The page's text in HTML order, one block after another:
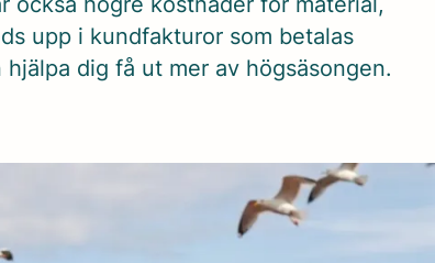
upp i kundfakturor som betalas
dig få ut mer av högsäsongen.